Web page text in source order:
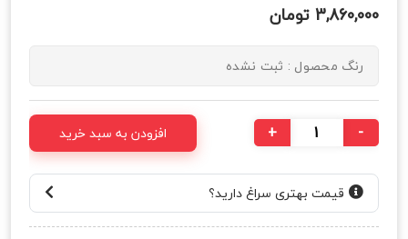
3,860,000 تومان
-
+ افزودن به سبد خرید
قیمت بهتری سراغ دارید؟